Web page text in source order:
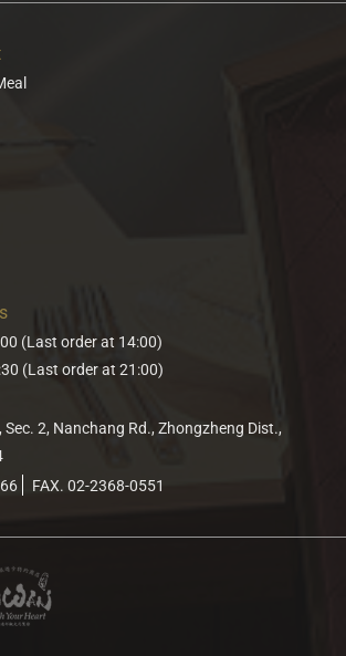
(Last order at 14:00)
(Last order at 21:00)
Sec. 2, Nanchang Rd., Zhongzheng Dist.,
FAX. 02-2368-0551